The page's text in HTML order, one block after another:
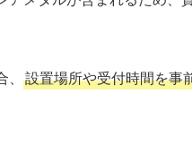
設置場所や受付時間を事